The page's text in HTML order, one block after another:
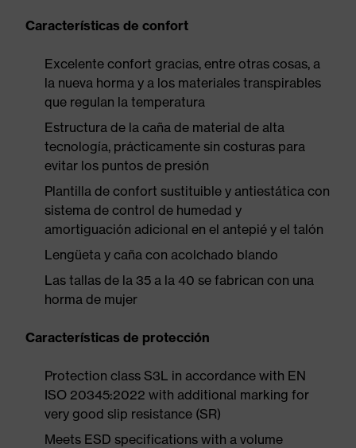
Características de confort
Excelente confort gracias, entre otras cosas, a
la nueva horma y a los materiales transpirables
que regulan la temperatura
Estructura de la caña de material de alta
tecnología, prácticamente sin costuras para
evitar los puntos de presión
Plantilla de confort sustituible y antiestática con
sistema de control de humedad y
amortiguación adicional en el antepié y el talón
Lengüeta y caña con acolchado blando
Las tallas de la 35 a la 40 se fabrican con una
horma de mujer
Características de protección
Protection class S3L in accordance with EN
ISO 20345:2022 with additional marking for
very good slip resistance (SR)
Meets ESD specifications with a volume